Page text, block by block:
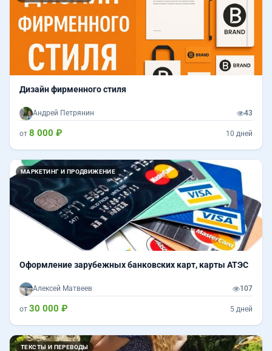
Дизайн фирменного стиля
Андрей Петрянин 43
от 8 000 ₽ 10 дней
МАРКЕТИНГ И ПРОДВИЖЕНИЕ
Оформление зарубежных банковских карт, карты АТЭС
Алексей Матвеев 107
от 30 000 ₽ 5 дней
ТЕКСТЫ И ПЕРЕВОДЫ